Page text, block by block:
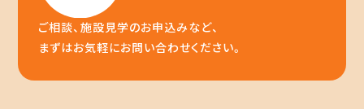
ご相談、施設見学のお申込みなど、
まずはお気軽にお問い合わせください。